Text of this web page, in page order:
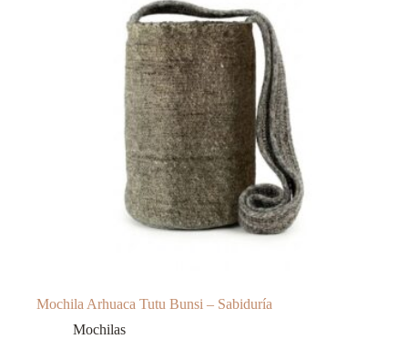
Mochila Arhuaca Tutu Bunsi – Sabiduría
Mochilas